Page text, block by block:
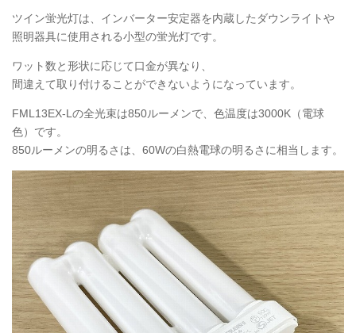
ツイン蛍光灯は、インバーター安定器を内蔵したダウンライトや
照明器具に使用される小型の蛍光灯です。
ワット数と形状に応じて口金が異なり、
間違えて取り付けることができないようになっています。
FML13EX-Lの全光束は850ルーメンで、色温度は3000K（電球
色）です。
850ルーメンの明るさは、60Wの白熱電球の明るさに相当します。